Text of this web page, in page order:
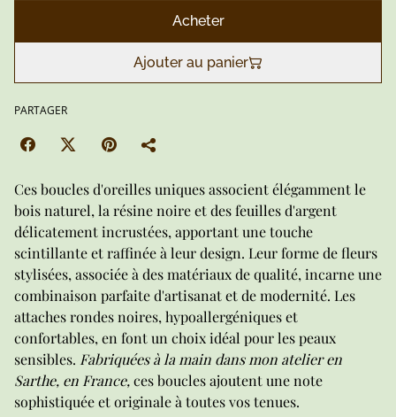
Acheter
Ajouter au panier
PARTAGER
Ces boucles d'oreilles uniques associent élégamment le
bois naturel, la résine noire et des feuilles d'argent
délicatement incrustées, apportant une touche
scintillante et raffinée à leur design. Leur forme de fleurs
stylisées, associée à des matériaux de qualité, incarne une
combinaison parfaite d'artisanat et de modernité. Les
attaches rondes noires, hypoallergéniques et
confortables, en font un choix idéal pour les peaux
sensibles. Fabriquées à la main dans mon atelier en
Sarthe, en France,ces boucles ajoutent une note
sophistiquée et originale à toutes vos tenues.